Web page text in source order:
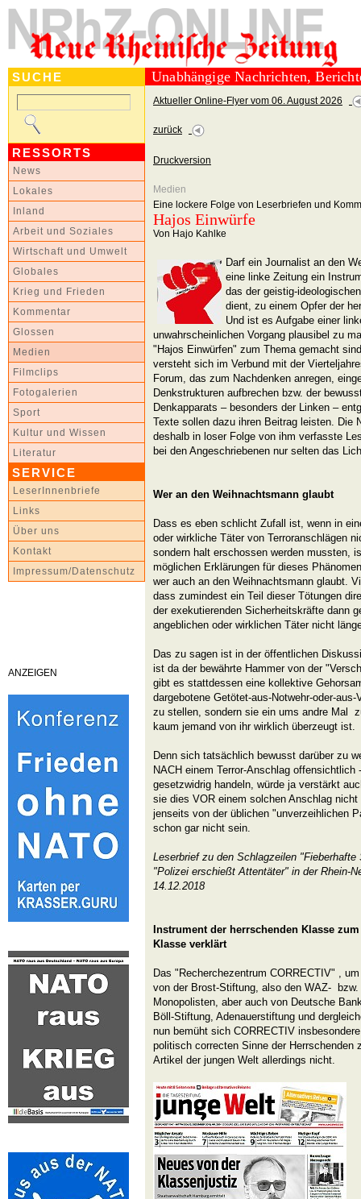
SUCHE
RESSORTS
News
Lokales
Inland
Arbeit und Soziales
Wirtschaft und Umwelt
Globales
Krieg und Frieden
Kommentar
Glossen
Medien
Filmclips
Fotogalerien
Sport
Kultur und Wissen
Literatur
SERVICE
LeserInnenbriefe
Links
Über uns
Kontakt
Impressum/Datenschutz
ANZEIGEN
Unabhängige Nachrichten,
Aktueller Online-Flyer vom 06. August 2026
zurück
Druckversion
Medien
Eine lockere Folge von Leserbriefen und
Hajos Einwürfe
Von Hajo Kahlke
Darf ein Journalist an den
eine linke Zeitung ein
das der geistig-
dient, zu einem Opfer der
Und ist es Aufgabe einer
unwahrscheinlichen Vorgang plausibel zu
"Hajos Einwürfen" zum Thema gemacht
versteht sich im Verbund mit der
Forum, das zum Nachdenken anregen,
Denkstrukturen aufbrechen bzw. der
Denkapparats – besonders der Linken –
Texte sollen dazu ihren Beitrag leisten. Die
deshalb in loser Folge von ihm verfasste
bei den Angeschriebenen nur selten das
Wer an den Weihnachtsmann glaubt
Dass es eben schlicht Zufall ist, wenn in
oder wirkliche Täter von Terroranschlägen
sondern halt erschossen werden mussten,
möglichen Erklärungen für dieses
wer auch an den Weihnachtsmann glaubt.
dass zumindest ein Teil dieser Tötungen
der exekutierenden Sicherheitskräfte dann
angeblichen oder wirklichen Täter nicht
Das zu sagen ist in der öffentlichen
ist da der bewährte Hammer von der
gibt es stattdessen eine kollektive
dargebotene Getötet-aus-Notwehr-oder-
zu stellen, sondern sie ein ums andre Mal
kaum jemand von ihr wirklich überzeugt ist.
Denn sich tatsächlich bewusst darüber zu
NACH einem Terror-Anschlag
gesetzwidrig handeln, würde ja verstärkt
sie dies VOR einem solchen Anschlag
jenseits von der üblichen "unverzeihlichen
schon gar nicht sein.
Leserbrief zu den Schlagzeilen
"Polizei erschießt Attentäter" in der Rhein-
14.12.2018
Instrument der herrschenden Klasse
Klasse verklärt
Das "Recherchezentrum CORRECTIV" ,
von der Brost-Stiftung, also den WAZ- bzw.
Monopolisten, aber auch von Deutsche
Böll-Stiftung, Adenauerstiftung und
nun bemüht sich CORRECTIV
politisch correcten Sinne der Herrschenden
Artikel der jungen Welt allerdings nicht.